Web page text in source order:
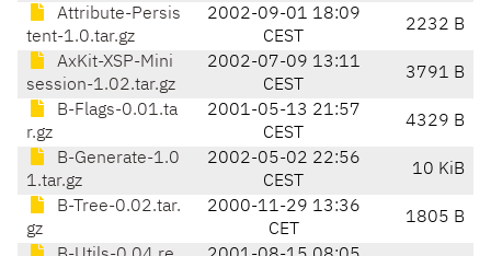
Attribute-Persis
tent-1.0.tar.gz
2002-09-01 18:09
CEST
2232 B
AxKit-XSP-Mini
session-1.02.tar.gz
2002-07-09 13:11
CEST
3791 B
B-Flags-0.01.ta
r.gz
2001-05-13 21:57
CEST
4329 B
B-Generate-1.0
1.tar.gz
2002-05-02 22:56
CEST
10 KiB
B-Tree-0.02.tar.
gz
2000-11-29 13:36
CET
1805 B